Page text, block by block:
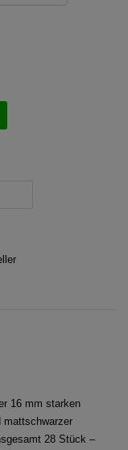
16 mm starken
mattschwarzer
28 Stück –